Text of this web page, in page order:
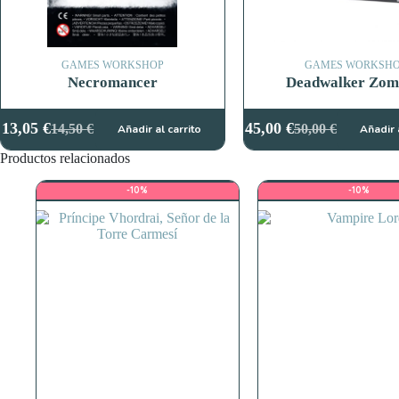
GAMES WORKSHOP
Necromancer
14,50€
El
precio
14,50 €.
13,05€El
precio
13,05 €.
Añadir al carrito
GAMES
Deadwalker
50,00€
El
precio
50,00 €.
45,00€El
precio
45,00 €.
Añadir
Productos relacionados
-10% -10%